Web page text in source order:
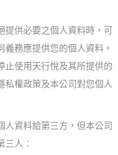
供必要之個人資料時，可
務應提供您的個人資料。
止使用天行悅及其所提供的
私權政策及本公司對您個人
人資料給第三方，但本公司
三人：